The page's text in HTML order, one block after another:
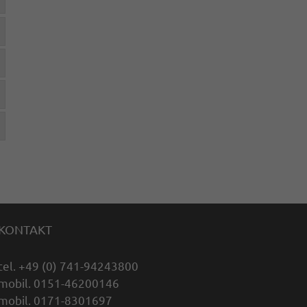
+49 (0) 741-94243800
0151-46200146
0171-8301697